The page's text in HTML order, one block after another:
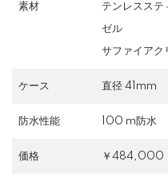
素材
テンレスス
ゼル
サファイアク
ケース 直径 41mm
防水性能 100 m防水
価格 ￥484,000